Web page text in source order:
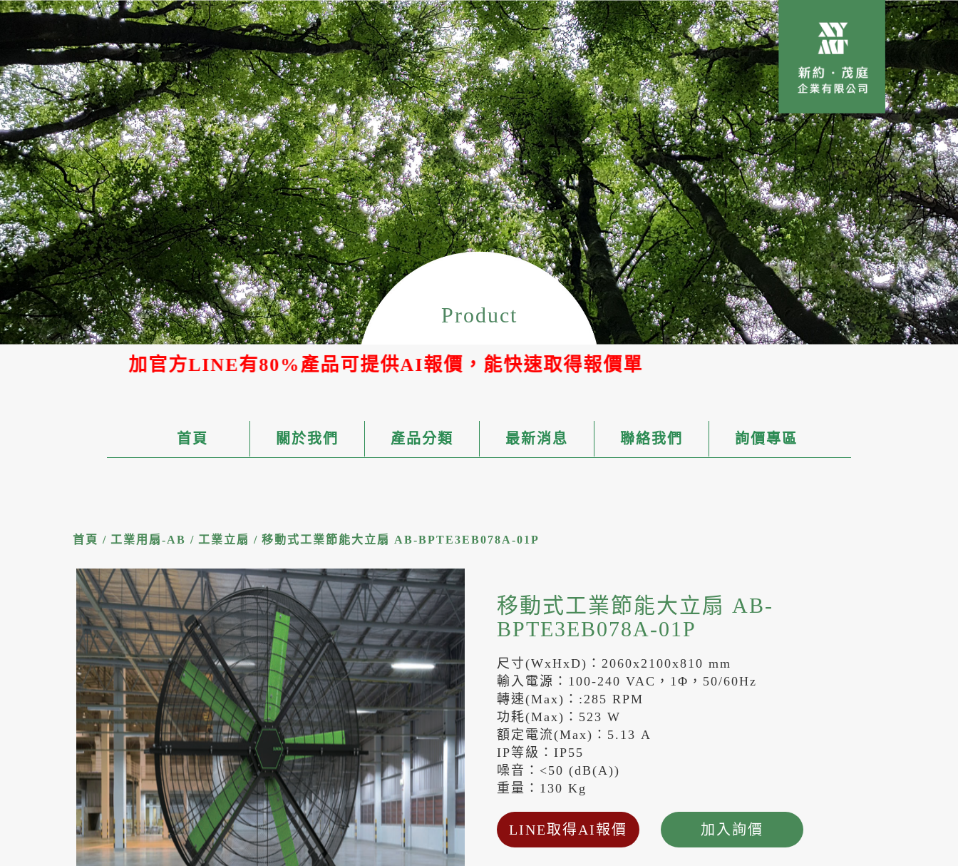
Product
方LINE有80%產品可提供AI報價，能快速取得報價單
首頁 關於我們 產品分類 最新消息 聯絡我們 詢價專區
首頁 / 工業用扇-AB / 工業立扇 / 移動式工業節能大立扇 AB-BPTE3EB078A-01P
移動式工業節能大立扇 AB-
BPTE3EB078A-01P
尺寸(WxHxD)：2060x2100x810 mm
輸入電源：100-240 VAC，1Φ，50/60Hz
轉速(Max)：:285 RPM
功耗(Max)：523 W
額定電流(Max)：5.13 A
IP等級：IP55
噪音：<50 (dB(A))
重量：130 Kg
LINE取得AI報價 加入詢價